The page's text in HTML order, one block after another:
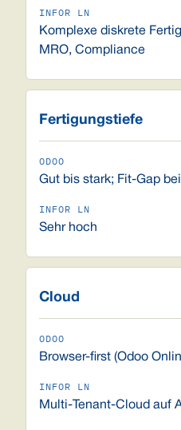
Komplexe diskrete
MRO, Compliance
Fertigungstiefe
Gut bis stark; Fit-Gap
Sehr hoch
Cloud
Browser-first (Odoo
Multi-Tenant-Cloud auf